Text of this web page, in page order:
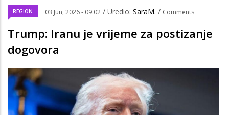
REGION 03 Jun, 2026 - 09:02 / Uredio: SaraM. / Comments
Trump: Iranu je vrijeme za postizanje
dogovora